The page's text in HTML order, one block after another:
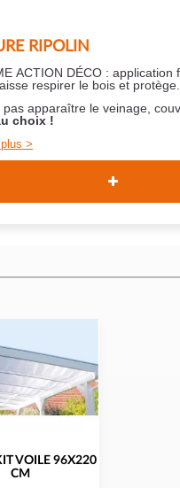
RIPOLIN
ACTION DÉCO : application
respirer le bois et protège.
pas apparaître le veinage,
choix !
VOILE 96X220
CM